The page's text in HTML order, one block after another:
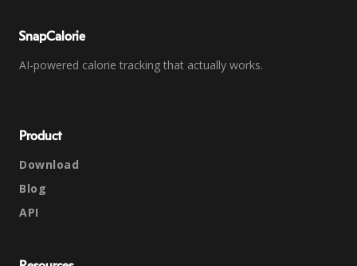
SnapCalorie
AI-powered calorie tracking that actually works.
Product
Download
Blog
API